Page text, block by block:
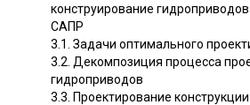
конструирование
САПР
3.1. Задачи оптимального
3.2. Декомпозиция процесса
гидроприводов
3.3. Проектирование конструкции